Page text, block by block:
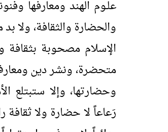
علـوم الهند ومعارفها
والحضارة والثقافة، ولا
الإسلام مصحوبة
متحضرة، ونشر دين
وحضارتها، وإلا ستبتلع
رَعاعاً لا حضارة ولا ثقافة